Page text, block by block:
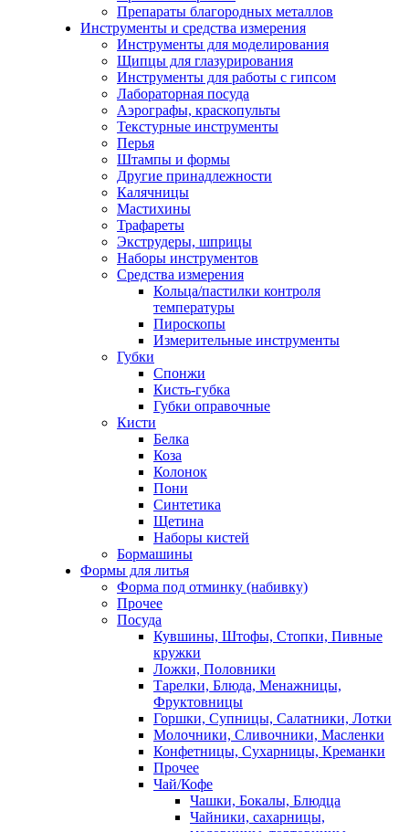
Препараты благородных металлов
Инструменты и средства измерения
Инструменты для моделирования
Щипцы для глазурирования
Инструменты для работы с гипсом
Лабораторная посуда
Аэрографы, краскопульты
Текстурные инструменты
Перья
Штампы и формы
Другие принадлежности
Калячницы
Мастихины
Трафареты
Экструдеры, шприцы
Наборы инструментов
Средства измерения
Кольца/пастилки контроля
температуры
Пироскопы
Измерительные инструменты
Губки
Спонжи
Кисть-губка
Губки оправочные
Кисти
Белка
Коза
Колонок
Пони
Синтетика
Щетина
Наборы кистей
Бормашины
Формы для литья
Форма под отминку (набивку)
Прочее
Посуда
Кувшины, Штофы, Стопки, Пивные
кружки
Ложки, Половники
Тарелки, Блюда, Менажницы,
Фруктовницы
Горшки, Супницы, Салатники, Лотки
Молочники, Сливочники, Масленки
Конфетницы, Сухарницы, Креманки
Прочее
Чай/Кофе
Чашки, Бокалы, Блюдца
Чайники, сахарницы,